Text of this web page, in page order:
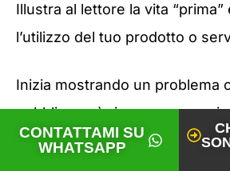
Illustra al lettore la vita “prima”
l’utilizzo del tuo prodotto o
Inizia mostrando un problema
pubblico può riconoscere, poi
quadro allettante di come
CONTATTAMI SU
WHATSAPP